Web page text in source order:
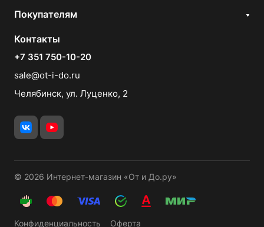
Покупателям
Контакты
+7 351 750-10-20
sale@ot-i-do.ru
Челябинск, ул. Луценко, 2
© 2026 Интернет-магазин «От и До.ру»
Конфиденциальность Оферта